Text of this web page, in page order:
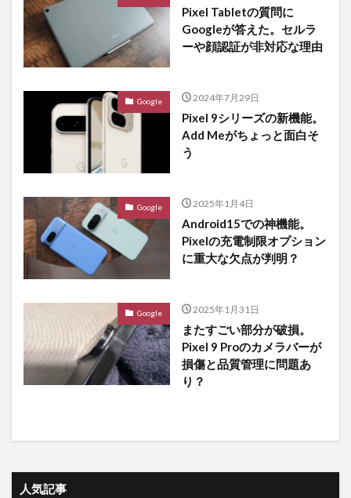
Pixel Tabletの質問に
Googleが答えた。セルラ
ーや顔認証が非対応な理由
Google 2024年7月29日
Pixel 9シリーズの新機能。
Add Meがちょっと面白そ
う
Google 2025年1月4日
Android15での神機能。
Pixelの充電制限オプション
に重大な欠点が判明？
Google 2025年1月31日
またすごい部分が破損。
Pixel 9 Proのカメラバーが
損傷と品質管理に問題あ
り？
人気記事